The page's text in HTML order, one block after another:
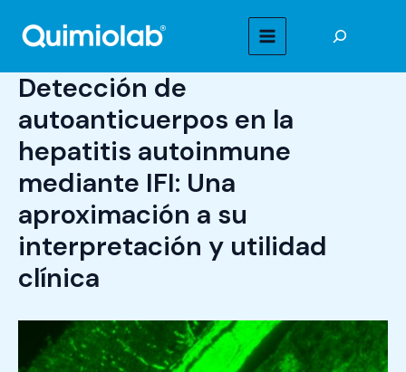
contenido
MAIN
Detección de
autoanticuerpos en la
hepatitis autoinmune
mediante IFI: Una
aproximación a su
interpretación y utilidad
clínica